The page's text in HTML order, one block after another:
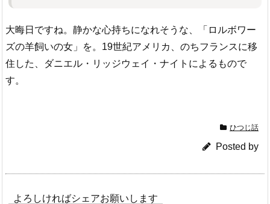
大晦日ですね。静かな心持ちになれそうな、「ロルボワー
ズの羊飼いの女」を。19世紀アメリカ、のちフランスに移
住した、ダニエル・リッジウェイ・ナイトによるもので
す。
ひつじ話
Posted by
よろしければシェアお願いします